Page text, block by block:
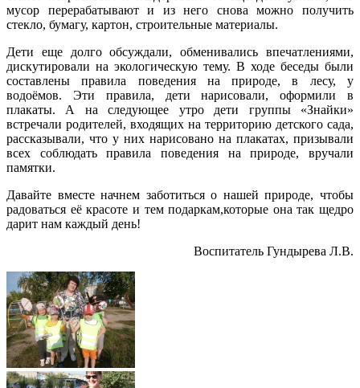
мусор перерабатывают и из него снова можно получить
стекло, бумагу, картон, строительные материалы.
Дети еще долго обсуждали, обменивались впечатлениями,
дискутировали на экологическую тему. В ходе беседы были
составлены правила поведения на природе, в лесу, у
водоёмов. Эти правила, дети нарисовали, оформили в
плакаты. А на следующее утро дети группы «Знайки»
встречали родителей, входящих на территорию детского сада,
рассказывали, что у них нарисовано на плакатах, призывали
всех соблюдать правила поведения на природе, вручали
памятки.
Давайте вместе начнем заботиться о нашей природе, чтобы
радоваться её красоте и тем подаркам,которые она так щедро
дарит нам каждый день!
Воспитатель Гундырева Л.В.